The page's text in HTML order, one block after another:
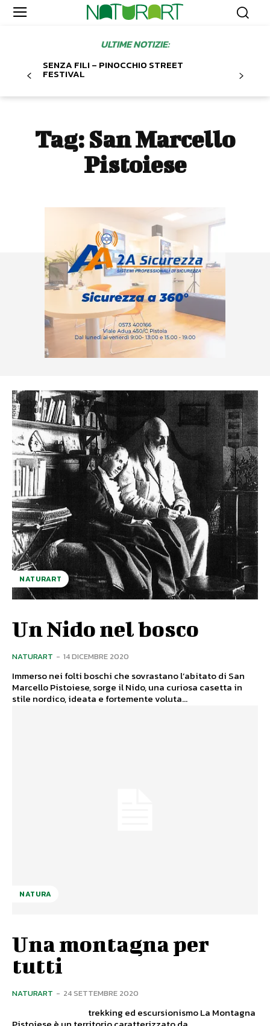
ULTIME NOTIZIE:
SENZA FILI – PINOCCHIO STREET
FESTIVAL
Tag: San Marcello
Pistoiese
NATURART
Un Nido nel bosco
NATURART - 14 DICEMBRE 2020
Immerso nei folti boschi che sovrastano l’abitato di San
Marcello Pistoiese, sorge il Nido, una curiosa casetta in
stile nordico, ideata e fortemente voluta...
NATURA
Una montagna per
tutti
NATURART - 24 SETTEMBRE 2020
trekking ed escursionismo La Montagna